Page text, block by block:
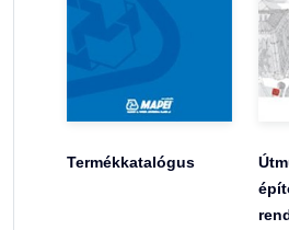
Termékkatalógus